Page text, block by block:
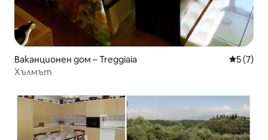
Ваканционен дом – Treggiaia Средна
5 (7)
Хълмът